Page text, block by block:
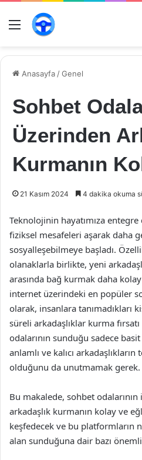
Menü
Anasayfa /Genel
Sohbet
Üzerinden
Kurmanın
21 Kasım 2024 4 dakika okuma
Teknolojinin hayatımıza
fiziksel mesafeleri aşarak daha
sosyalleşebilmeye başladı.
olanaklarla birlikte, yeni
arasında bağ kurmak daha
internet üzerindeki en popüler
olarak, insanlara tanımadıkları
süreli arkadaşlıklar kurma
odalarının sunduğu sadece
anlamlı ve kalıcı
olduğunu da unutmamak gerek.
Bu makalede, sohbet
arkadaşlık kurmanın kolay ve
keşfedecek ve bu platformların
alan sunduğuna dair bazı